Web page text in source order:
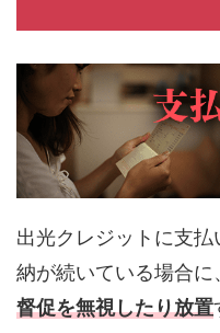
出光クレジットに支
納が続いている場合に
督促を無視したり放置